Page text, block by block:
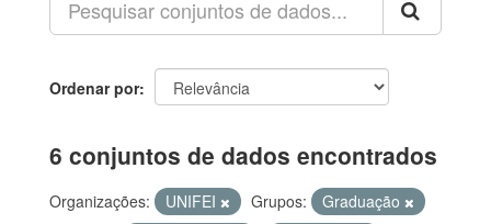
Ordenar por
6 conjuntos de dados encontrados
Organizações: UNIFEI Grupos:
Graduação